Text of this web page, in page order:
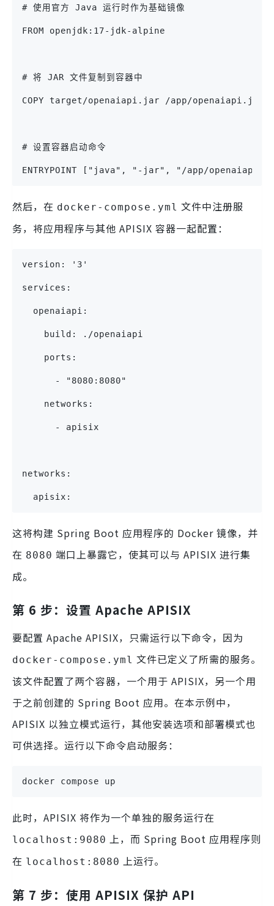
# 使用官方 Java 运行时作为基础镜像
FROM openjdk:17-jdk-alpine
# 将 JAR 文件复制到容器中
COPY target/openaiapi.jar /app/openaiapi.jar
# 设置容器启动命令
ENTRYPOINT ["java", "-jar", "/app/
然后，在 docker-compose.yml 文件中注册服
务，将应用程序与其他 APISIX 容器一起配置：
version: '3'
services:
  openaiapi:
    build: ./openaiapi
    ports:
      - "8080:8080"
    networks:
      - apisix
networks:
  apisix:
这将构建 Spring Boot 应用程序的 Docker 镜像，并
在 8080 端口上暴露它，使其可以与 APISIX 进行集
成。
第 6 步：设置 Apache APISIX
要配置 Apache APISIX，只需运行以下命令，因为
docker-compose.yml 文件已定义了所需的服务。
该文件配置了两个容器，一个用于 APISIX，另一个用
于之前创建的 Spring Boot 应用。在本示例中，
APISIX 以独立模式运行，其他安装选项和部署模式也
可供选择。运行以下命令启动服务：
docker compose up
此时，APISIX 将作为一个单独的服务运行在
localhost:9080 上，而 Spring Boot 应用程序则
在 localhost:8080 上运行。
第 7 步：使用 APISIX 保护 API